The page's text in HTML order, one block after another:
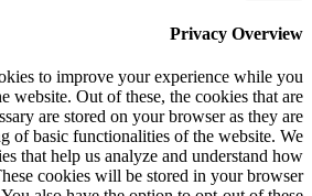
Privacy Overview
to improve your experience while you
website. Out of these, the cookies that are
are stored on your browser as they are
of basic functionalities of the website. We
that help us analyze and understand how
cookies will be stored in your browser